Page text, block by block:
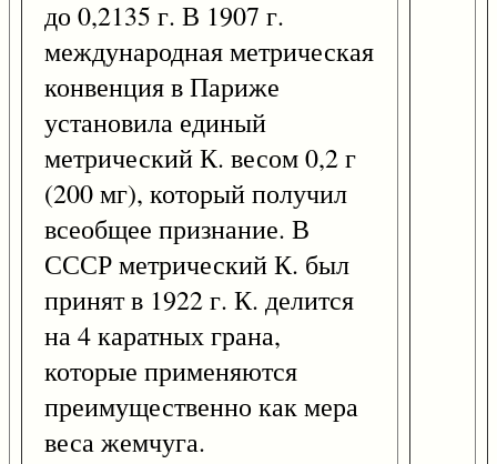
до 0,2135 г. В 1907 г.
международная метрическая
конвенция в Париже
установила единый
метрический К. весом 0,2 г
(200 мг), который получил
всеобщее признание. В
СССР метрический К. был
принят в 1922 г. К. делится
на 4 каратных грана,
которые применяются
преимущественно как мера
веса жемчуга.